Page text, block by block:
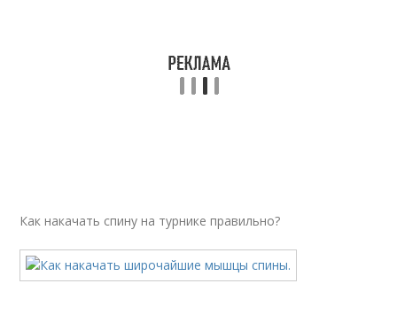
Как накачать спину на турнике правильно?